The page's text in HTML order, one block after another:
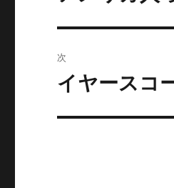
ゲ
の
投
次
次
の
投
イヤースコ